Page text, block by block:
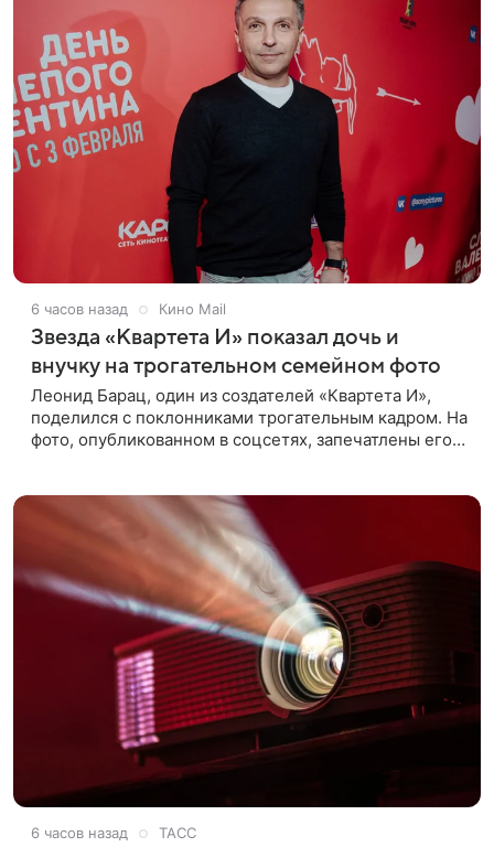
6 часов назад Кино Mail
Звезда «Квартета И» показал дочь и
внучку на трогательном семейном фото
Леонид Барац, один из создателей «Квартета И»,
поделился с поклонниками трогательным кадром. На
фото, опубликованном в соцсетях, запечатлены его
6 часов назад ТАСС